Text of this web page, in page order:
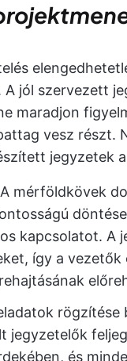
jól szervezett
maradjon
vesz részt.
jegyzetek
A mérföldkövek
kapcsolatot. A
így a vezetők
rögzítése
jegyzetelők
és